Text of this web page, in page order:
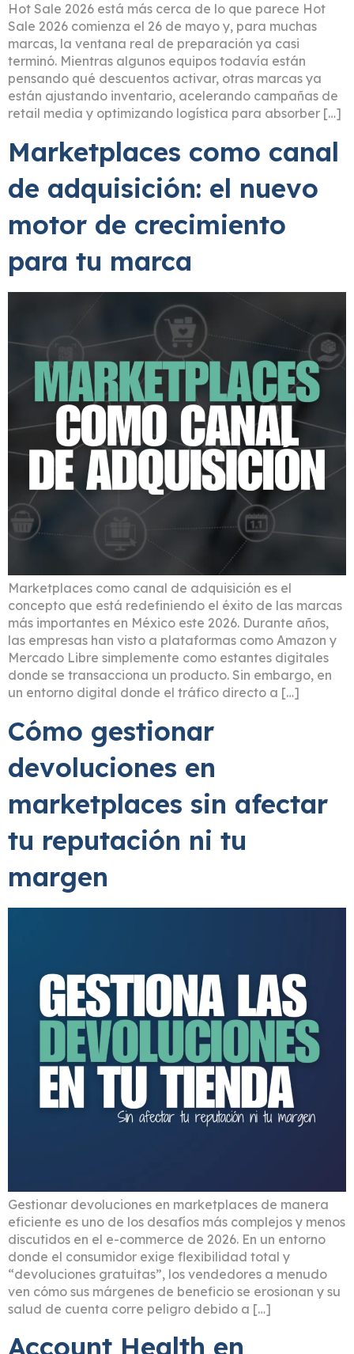
Hot Sale 2026 está más cerca de lo que parece Hot
Sale 2026 comienza el 26 de mayo y, para muchas
marcas, la ventana real de preparación ya casi
terminó. Mientras algunos equipos todavía están
pensando qué descuentos activar, otras marcas ya
están ajustando inventario, acelerando campañas de
retail media y optimizando logística para absorber […]
Marketplaces como canal
de adquisición: el nuevo
motor de crecimiento
para tu marca
Marketplaces como canal de adquisición es el
concepto que está redefiniendo el éxito de las marcas
más importantes en México este 2026. Durante años,
las empresas han visto a plataformas como Amazon y
Mercado Libre simplemente como estantes digitales
donde se transacciona un producto. Sin embargo, en
un entorno digital donde el tráfico directo a […]
Cómo gestionar
devoluciones en
marketplaces sin afectar
tu reputación ni tu
margen
Gestionar devoluciones en marketplaces de manera
eficiente es uno de los desafíos más complejos y menos
discutidos en el e-commerce de 2026. En un entorno
donde el consumidor exige flexibilidad total y
“devoluciones gratuitas”, los vendedores a menudo
ven cómo sus márgenes de beneficio se erosionan y su
salud de cuenta corre peligro debido a […]
Account Health en